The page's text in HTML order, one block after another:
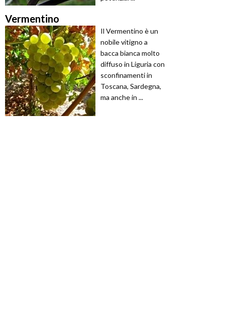
Vermentino
Il Vermentino è un
nobile vitigno a
bacca bianca molto
diffuso in Liguria con
sconfinamenti in
Toscana, Sardegna,
ma anche in ...